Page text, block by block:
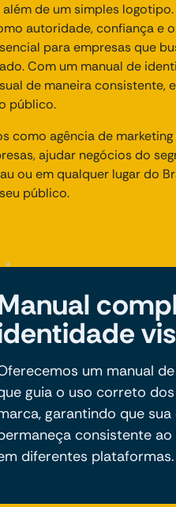
de um simples
autoridade, confiança e
para empresas que
Com um manual de
de maneira consistente,
público.
como agência de
ajudar negócios do
ou em qualquer lugar do
público.
um manual
guia o uso correto
garantindo que
consistente
diferentes plataformas.